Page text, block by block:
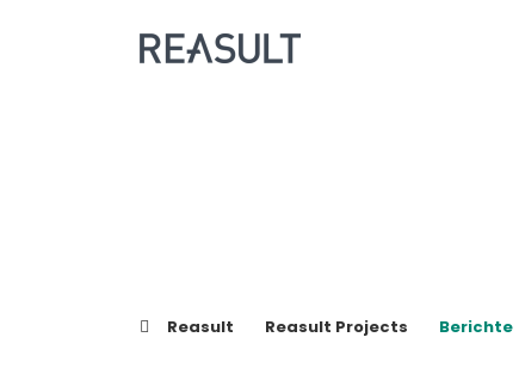
Reasult Reasult Projects Berichte